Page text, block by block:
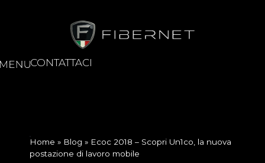
CONTATTACI
Home » Blog » Ecoc 2018 – Scopri Un1co, la nuova
postazione di lavoro mobile